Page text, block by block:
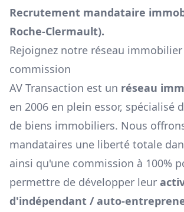
Recrutement mandataire
Roche-Clermault).
Rejoignez notre réseau immobilier
commission
AV Transaction est un réseau
en 2006 en plein essor, spécialisé
de biens immobiliers. Nous
mandataires une liberté totale
ainsi qu'une commission à 100%
permettre de développer leur
d'indépendant / auto-